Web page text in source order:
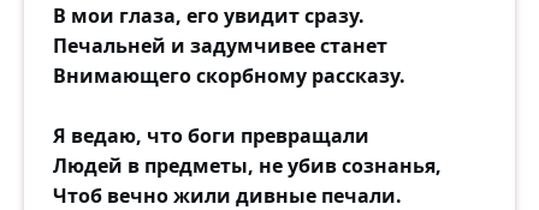
В мои глаза, его увидит сразу.
Печальней и задумчивее станет
Внимающего скорбному рассказу.
Я ведаю, что боги превращали
Людей в предметы, не убив сознанья,
Чтоб вечно жили дивные печали.